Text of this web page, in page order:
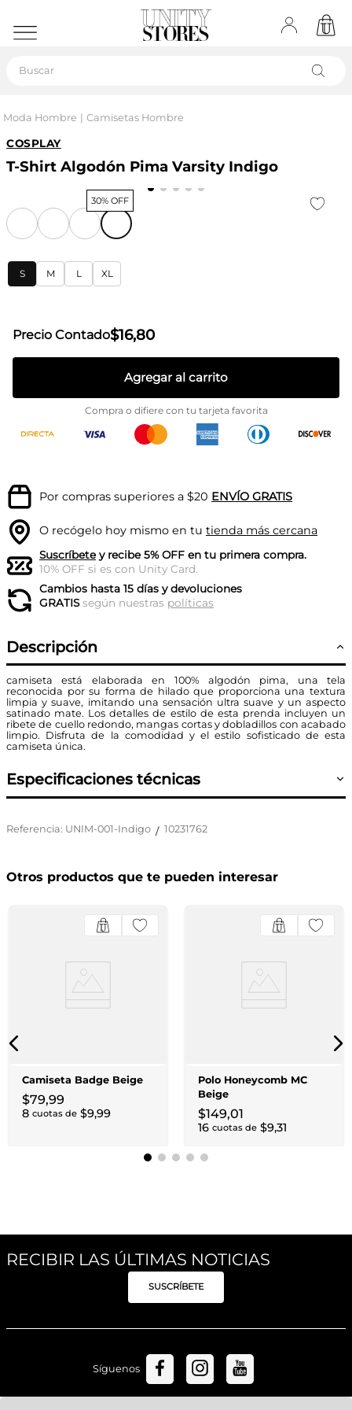
Moda Hombre Camisetas Hombre
COSPLAY
T-Shirt Algodón Pima Varsity Indigo
30% OFF
S M L XL
Precio Contado$16,80
Agregar al carrito
Compra o difiere con tu tarjeta favorita
Por compras superiores a $20 ENVÍO GRATIS
O recógelo hoy mismo en tu tienda más cercana
Suscríbetey recibe 5% OFF en tu primera compra.
10% OFF si es con Unity Card.
Cambios hasta 15 días y devoluciones
GRATISsegún nuestras políticas
Descripción
camiseta está elaborada en 100% algodón pima, una tela
reconocida por su forma de hilado que proporciona una textura
limpia y suave, imitando una sensación ultra suave y un aspecto
satinado mate. Los detalles de estilo de esta prenda incluyen un
ribete de cuello redondo, mangas cortas y dobladillos con acabado
limpio. Disfruta de la comodidad y el estilo sofisticado de esta
camiseta única.
Especificaciones técnicas
Referencia: UNIM-001-Indigo / 10231762
Otros productos que te pueden interesar
Camiseta Badge Beige
$79,99
8 cuotas de $9,99
Polo Honeycomb MC
Beige
$149,01
16 cuotas de $9,31
RECIBIR LAS ÚLTIMAS NOTICIAS
SUSCRÍBETE
Síguenos